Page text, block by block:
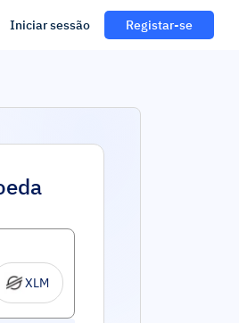
Iniciar sessão Registar-se
XLM